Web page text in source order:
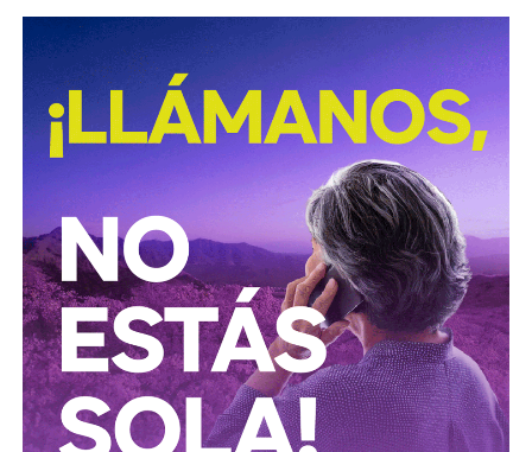
procesamiento ilegal de hidrocarburos.
Según la institución, el desmantelamiento de estos
centros clandestinos representa un golpe a las
estructuras logísticas y financieras dedicadas al mercado
ilícito de combustibles, una actividad que genera pérdidas
millonarias para el Estado y representa riesgos para la
infraestructura energética nacional.
Las autoridades señalaron que las investigaciones
continúan para identificar a las personas responsables de
operar estos inmuebles, así como las posibles redes
criminales relacionadas con el procesamiento y
distribución ilegal de combustibles.
También lee:Tangamanga prevé refuerzo con Guardia Civil